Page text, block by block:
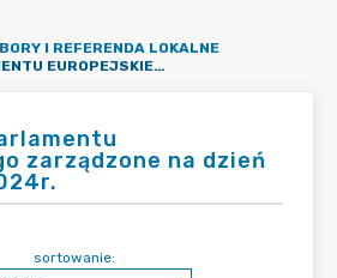
I REFERENDA LOKALNE
WYBORY DO PARLAMENTU EUROPEJSKIEGO ZARZĄDZONE NA DZIEŃ 9 CZERWCA 2024R.
zarządzone na dzień
sortowanie: